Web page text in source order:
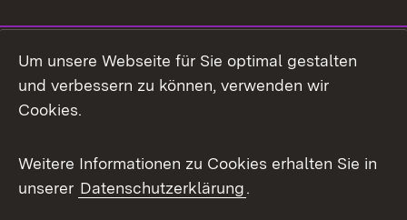
Facebook
X / Twitter
Youtube
Um unsere Webseite für Sie optimal gestalten
und verbessern zu können, verwenden wir
Cookies.
Weitere Informationen zu Cookies erhalten Sie in
unserer Datenschutzerklärung.